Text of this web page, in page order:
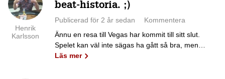
Henrik
Karlsson
beat-historia. ;)
Publicerad för 2 år sedan
Kommentera
Ännu en resa till Vegas har kommit till sitt slut.
Spelet kan väl inte sägas ha gått så bra, men…
Läs mer